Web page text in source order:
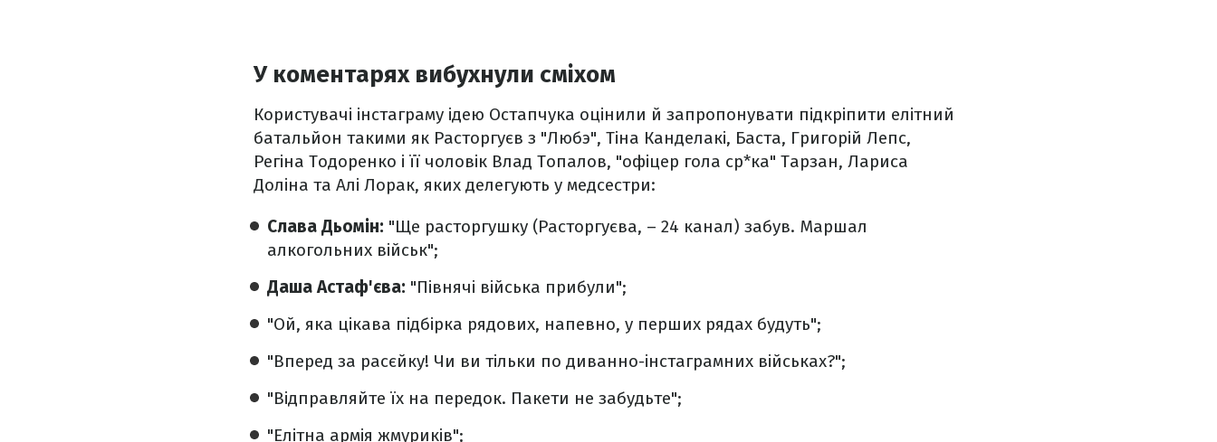
У коментарях вибухнули сміхом
Користувачі інстаграму ідею Остапчука оцінили й запропонувати підкріпити елітний
батальйон такими як Расторгуєв з "Любэ", Тіна Канделакі, Баста, Григорій Лепс,
Регіна Тодоренко і її чоловік Влад Топалов, "офіцер гола ср*ка" Тарзан, Лариса
Доліна та Алі Лорак, яких делегують у медсестри:
Слава Дьомін: "Ще расторгушку (Расторгуєва, – 24 канал) забув. Маршал
алкогольних військ";
Даша Астаф'єва: "Півнячі війська прибули";
"Ой, яка цікава підбірка рядових, напевно, у перших рядах будуть";
"Вперед за расєйку! Чи ви тільки по диванно-інстаграмних військах?";
"Відправляйте їх на передок. Пакети не забудьте";
"Елітна армія жмуриків";